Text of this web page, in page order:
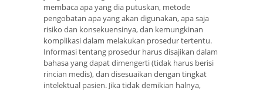
membaca apa yang dia putuskan, metode
pengobatan apa yang akan digunakan, apa saja
risiko dan konsekuensinya, dan kemungkinan
komplikasi dalam melakukan prosedur tertentu.
Informasi tentang prosedur harus disajikan dalam
bahasa yang dapat dimengerti (tidak harus berisi
rincian medis), dan disesuaikan dengan tingkat
intelektual pasien. Jika tidak demikian halnya,